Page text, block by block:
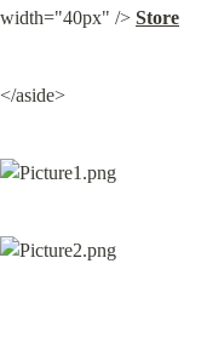
width="40px" /> Store
</aside>